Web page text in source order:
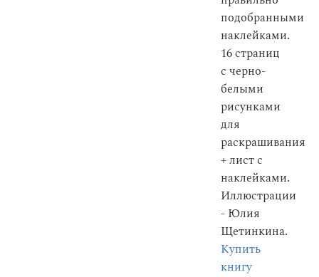
подобранными
наклейками.
16 страниц
с черно-
белыми
рисунками
для
раскрашивания
+ лист с
наклейками.
Иллюстрации
- Юлия
Щетинкина.
Купить
книгу